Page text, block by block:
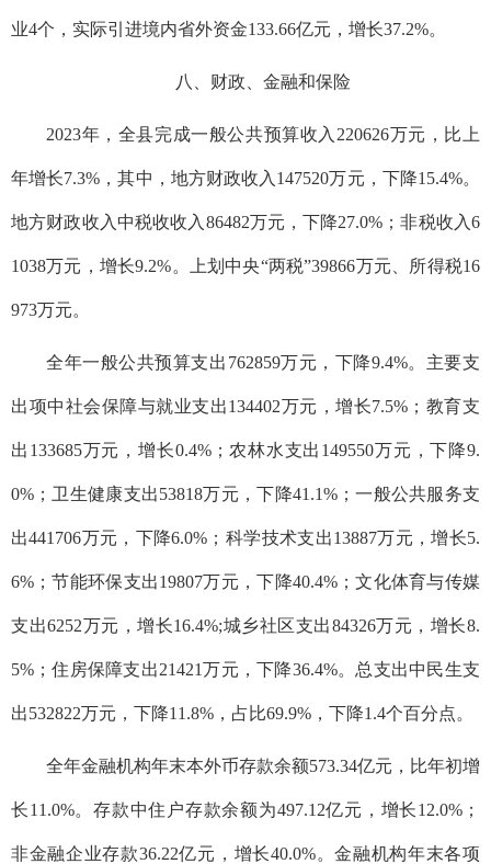
业4个，实际引进境内省外资金133.66亿元，增长37.2%。
八、财政、金融和保险
2023年，全县完成一般公共预算收入220626万元，比上
年增长7.3%，其中，地方财政收入147520万元，下降15.4%。
地方财政收入中税收收入86482万元，下降27.0%；非税收入6
1038万元，增长9.2%。上划中央“两税”39866万元、所得税16
973万元。
全年一般公共预算支出762859万元，下降9.4%。主要支
出项中社会保障与就业支出134402万元，增长7.5%；教育支
出133685万元，增长0.4%；农林水支出149550万元，下降9.
0%；卫生健康支出53818万元，下降41.1%；一般公共服务支
出441706万元，下降6.0%；科学技术支出13887万元，增长5.
6%；节能环保支出19807万元，下降40.4%；文化体育与传媒
支出6252万元，增长16.4%;城乡社区支出84326万元，增长8.
5%；住房保障支出21421万元，下降36.4%。总支出中民生支
出532822万元，下降11.8%，占比69.9%，下降1.4个百分点。
全年金融机构年末本外币存款余额573.34亿元，比年初增
长11.0%。存款中住户存款余额为497.12亿元，增长12.0%；
非金融企业存款36.22亿元，增长40.0%。金融机构年末各项